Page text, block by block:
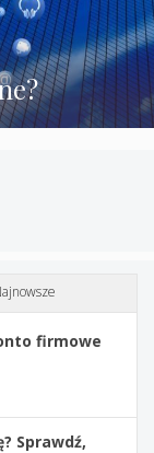
firmowe
Sprawdź,